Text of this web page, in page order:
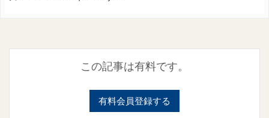
この記事は有料です。
有料会員登録する